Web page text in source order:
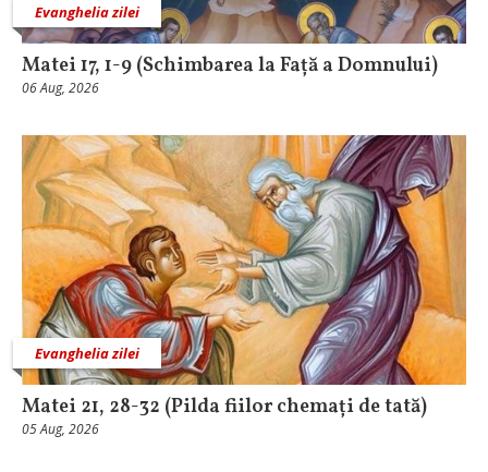
Evanghelia zilei
Matei 17, 1-9 (Schimbarea la Față a Domnului)
06 Aug, 2026
Evanghelia zilei
Matei 21, 28-32 (Pilda fiilor chemați de tată)
05 Aug, 2026